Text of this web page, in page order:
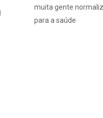
muita gente
para a saúde